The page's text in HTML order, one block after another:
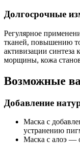
Долгосрочные
Регулярное
тканей, повышению
активизации
морщины, кожа
Возможные
Добавление
Маска с
устранению
Маска с алоэ —